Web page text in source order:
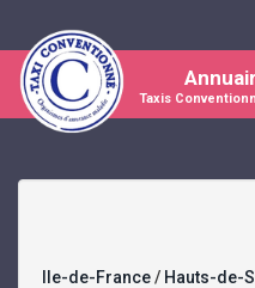
Taxis
Ile-de-France/ Hauts-de-